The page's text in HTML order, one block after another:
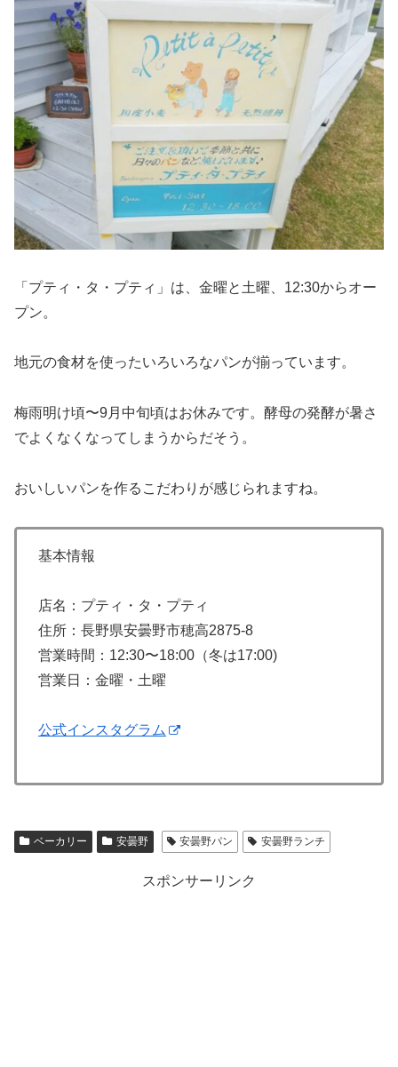
「プティ・タ・プティ」は、金曜と土曜、12:30からオー
プン。
地元の食材を使ったいろいろなパンが揃っています。
梅雨明け頃〜9月中旬頃はお休みです。酵母の発酵が暑さ
でよくなくなってしまうからだそう。
おいしいパンを作るこだわりが感じられますね。
基本情報
店名：プティ・タ・プティ
住所：長野県安曇野市穂高2875-8
営業時間：12:30〜18:00（冬は17:00)
営業日：金曜・土曜
公式インスタグラム
ベーカリー 安曇野 安曇野パン 安曇野ランチ
スポンサーリンク